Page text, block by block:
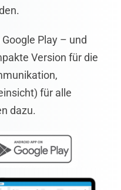
Play – und
Version für die
für alle
dazu.